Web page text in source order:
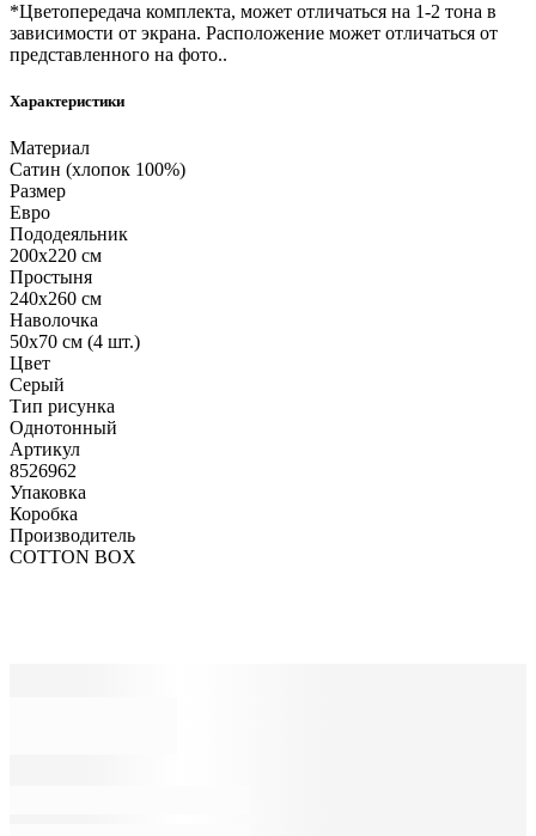
*Цветопередача комплекта, может отличаться на 1-2 тона в
зависимости от экрана. Расположение может отличаться от
представленного на фото..
Характеристики
Материал
Сатин (хлопок 100%)
Размер
Евро
Пододеяльник
200х220 см
Простыня
240х260 см
Наволочка
50х70 см (4 шт.)
Цвет
Серый
Тип рисунка
Однотонный
Артикул
8526962
Упаковка
Коробка
Производитель
COTTON BOX